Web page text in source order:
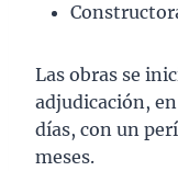
Las obras se
adjudicación,
días, con un
meses.